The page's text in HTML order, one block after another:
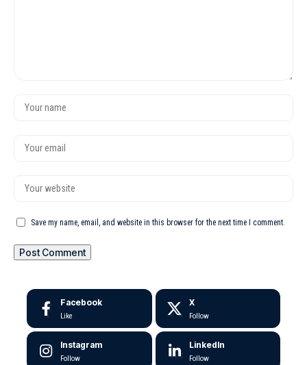
Save my name, email, and website in this browser for the next time I comment.
Facebook
Like
X
Follow
Instagram
Follow
LinkedIn
Follow